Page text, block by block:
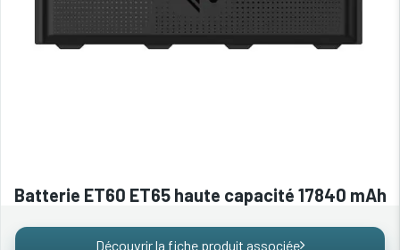
Batterie ET60 ET65 haute capacité 17840 mAh
Découvrir la fiche produit associée